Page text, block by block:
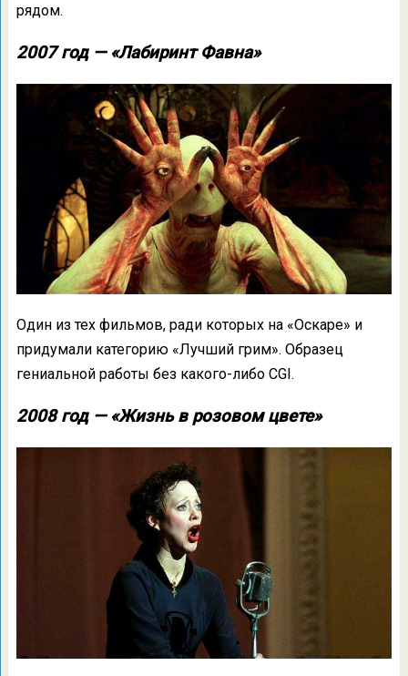
рядом.
2007 год — «Лабиринт Фавна»
Один из тех фильмов, ради которых на «Оскаре» и
придумали категорию «Лучший грим». Образец
гениальной работы без какого-либо CGI.
2008 год — «Жизнь в розовом цвете»